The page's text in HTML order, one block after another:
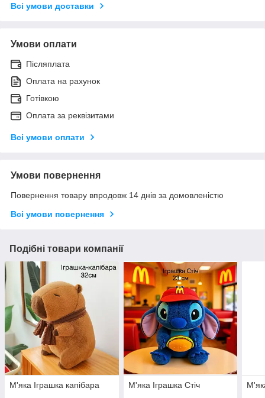
Всі умови доставки
Умови оплати
Післяплата
Оплата на рахунок
Готівкою
Оплата за реквізитами
Всі умови оплати
Умови повернення
Повернення товару впродовж 14 днів за домовленістю
Всі умови повернення
Подібні товари компанії
М'яка Іграшка капібара М'яка Іграшка Стіч